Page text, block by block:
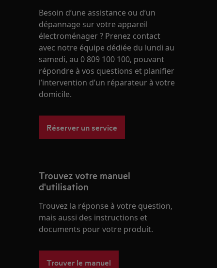
Besoin d’une assistance ou d’un
dépannage sur votre appareil
électroménager ? Prenez contact
avec notre équipe dédiée du lundi au
samedi, au 0 809 100 100, pouvant
répondre à vos questions et planifier
l’intervention d’un réparateur à votre
domicile.
Réserver un service
Trouvez votre manuel
d'utilisation
Trouvez la réponse à votre question,
mais aussi des instructions et
documents pour votre produit.
Trouver le manuel